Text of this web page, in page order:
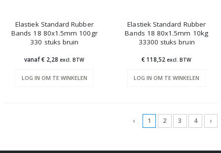
Elastiek Standard Rubber
Bands 18 80x1.5mm 100gr
330 stuks bruin
vanaf € 2,28excl. BTW
LOG IN OM TE WINKELEN
Elastiek Standard Rubber
Bands 18 80x1.5mm 10kg
33300 stuks bruin
€ 118,52excl. BTW
LOG IN OM TE WINKELEN
‹ 1 2 3 4 ›